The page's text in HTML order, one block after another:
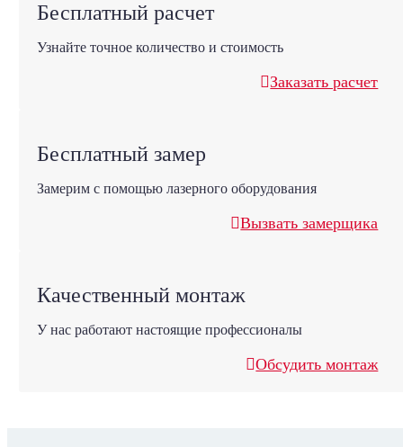
Бесплатный расчет
Узнайте точное количество и стоимость
Заказать расчет
Бесплатный замер
Замерим с помощью лазерного оборудования
Вызвать замерщика
Качественный монтаж
У нас работают настоящие профессионалы
Обсудить монтаж